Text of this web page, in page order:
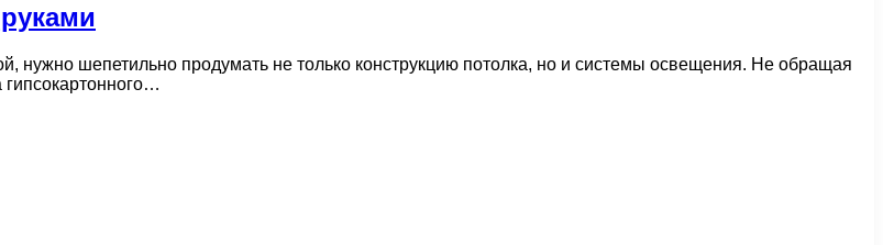
нужно шепетильно продумать не только конструкцию потолка, но и системы освещения. Не обращая